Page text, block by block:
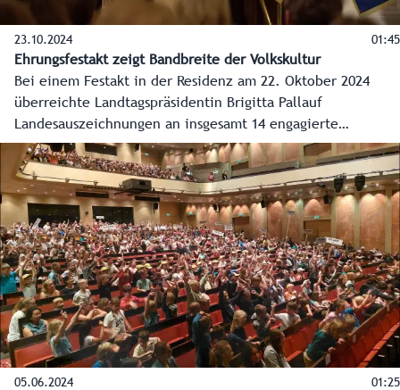
23.10.2024 01:45
Ehrungsfestakt zeigt Bandbreite der Volkskultur
Bei einem Festakt in der Residenz am 22. Oktober 2024
überreichte Landtagspräsidentin Brigitta Pallauf
Landesauszeichnungen an insgesamt 14 engagierte
Personen aus der gesamten Bandbreite der Volkskultur.
Darüber hinaus erhielten elf Absolvent:innen des
Kapellmeisterkurses und neun Absolvent:innen der
Chorleitungs-Ausbildung ihre Dekrete. Weiters wurden drei
Salzburger Blasmusikpreise vergeben sowie ein
Volkstanzabzeichen in Gold und ein Dekret „Qualifizierte
Museumsmitarbeiterin“.
05.06.2024 01:25